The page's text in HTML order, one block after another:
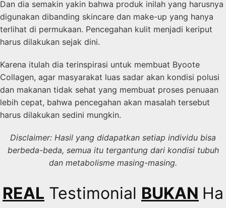
Dan dia semakin yakin bahwa produk inilah yang harusnya
digunakan dibanding skincare dan make-up yang hanya
terlihat di permukaan. Pencegahan kulit menjadi keriput
harus dilakukan sejak dini.
Karena itulah dia terinspirasi untuk membuat Byoote
Collagen, agar masyarakat luas sadar akan kondisi polusi
dan makanan tidak sehat yang membuat proses penuaan
lebih cepat, bahwa pencegahan akan masalah tersebut
harus dilakukan sedini mungkin.
Disclaimer: Hasil yang didapatkan setiap individu bisa
berbeda-beda, semua itu tergantung dari kondisi tubuh
dan metabolisme masing-masing.
REAL Testimonial BUKAN Ha